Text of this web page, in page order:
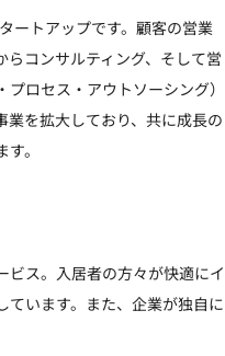
ートアップです。顧客の営業
コンサルティング、そして営
ロセス・アウトソーシング）
業を拡大しており、共に成長の
。
ビス。入居者の方々が快適にイ
ています。また、企業が独自に